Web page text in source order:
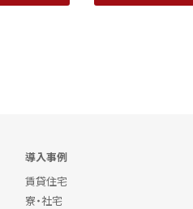
導入事例
賃貸住宅
寮・社宅